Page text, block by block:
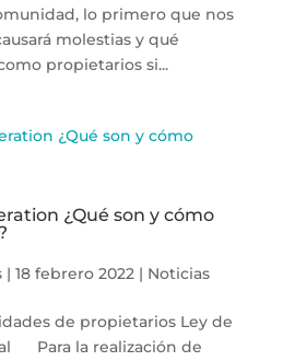
lo primero que nos
molestias y qué
propietarios si...
¿Qué son y cómo
| 18 febrero 2022| Noticias
de propietarios Ley de
Para la realización de